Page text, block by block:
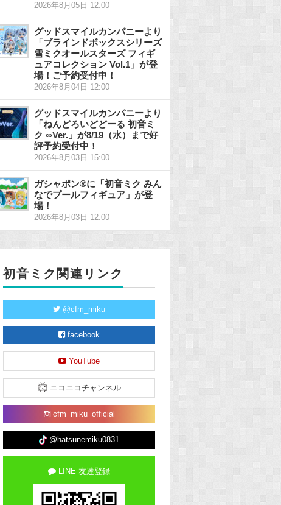
2026年8月05日 12:00
グッドスマイルカンパニーより
「ブラインドボックスシリーズ
雪ミクオールスターズ フィギ
ュアコレクション Vol.1」が登
場！ご予約受付中！
2026年8月04日 12:00
グッドスマイルカンパニーより
「ねんどろいどどーる 初音ミ
ク ∞Ver.」が8/19（水）まで好
評予約受付中！
2026年8月03日 15:00
ガシャポン®に「初音ミク みん
なでプールフィギュア」が登
場！
2026年8月03日 12:00
初音ミク関連リンク
@cfm_miku
facebook
YouTube
ニコニコチャンネル
cfm_miku_official
@hatsunemiku0831
LINE 友達登録